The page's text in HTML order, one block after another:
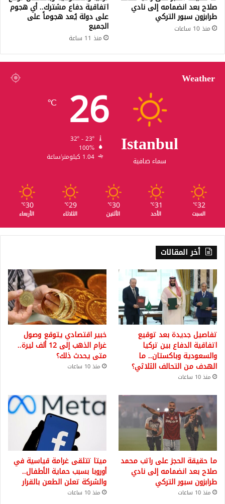
صلاح بعد انضمامه إلى نادي
طرابزون سبور التركي
منذ 10 ساعات
اتفاقية دفاع مشترك.. أي هجوم
على دولة يُعد هجوماً على
الجميع
منذ 11 ساعة
Weather
Istanbul
سماء صافية
26
℃
100%
1.04 كيلومتر/ساعة
32
℃
السبت
31
℃
الأحد
30
℃
الأثنين
29
℃
الثلاثاء
30
℃
الأربعاء
أخر المقالات
تفاصيل جديدة بعد توقيع
اتفاقية الدفاع بين تركيا
والسعودية وباكستان.. ما
الهدف من التحالف الثلاثي؟
منذ 10 ساعات
خبير اقتصادي يتوقع وصول
غرام الذهب إلى 12 ألف ليرة..
متى يحدث ذلك؟
منذ 10 ساعات
ما حقيقة الحجز على راتب محمد
صلاح بعد انضمامه إلى نادي
طرابزون سبور التركي
منذ 10 ساعات
ميتا تتلقى غرامة قياسية في
أوروبا بسبب حماية الأطفال..
والشركة تعلن الطعن بالقرار
منذ 10 ساعات